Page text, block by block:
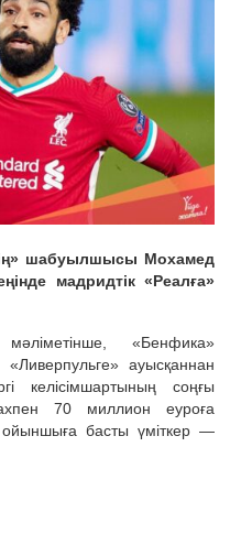
шабуылшысы Мохамед
мадридтік «Реалға»
«Бенфика»
ауысқаннан
келісімшартының соңғы
70 миллион еуроға
басты үміткер —